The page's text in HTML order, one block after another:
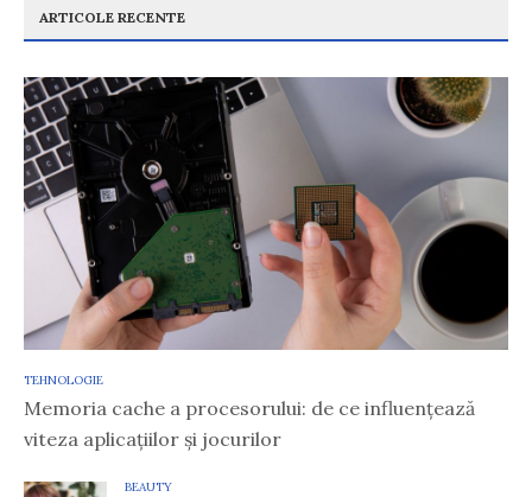
ARTICOLE RECENTE
TEHNOLOGIE
Memoria cache a procesorului: de ce influențează
viteza aplicațiilor și jocurilor
BEAUTY